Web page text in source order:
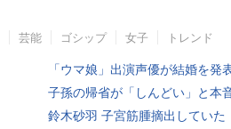
芸能 ゴシップ 女子 トレンド
「ウマ娘」出演声優が結婚を発
子孫の帰省が「しんどい」と本
鈴木砂羽 子宮筋腫摘出していた